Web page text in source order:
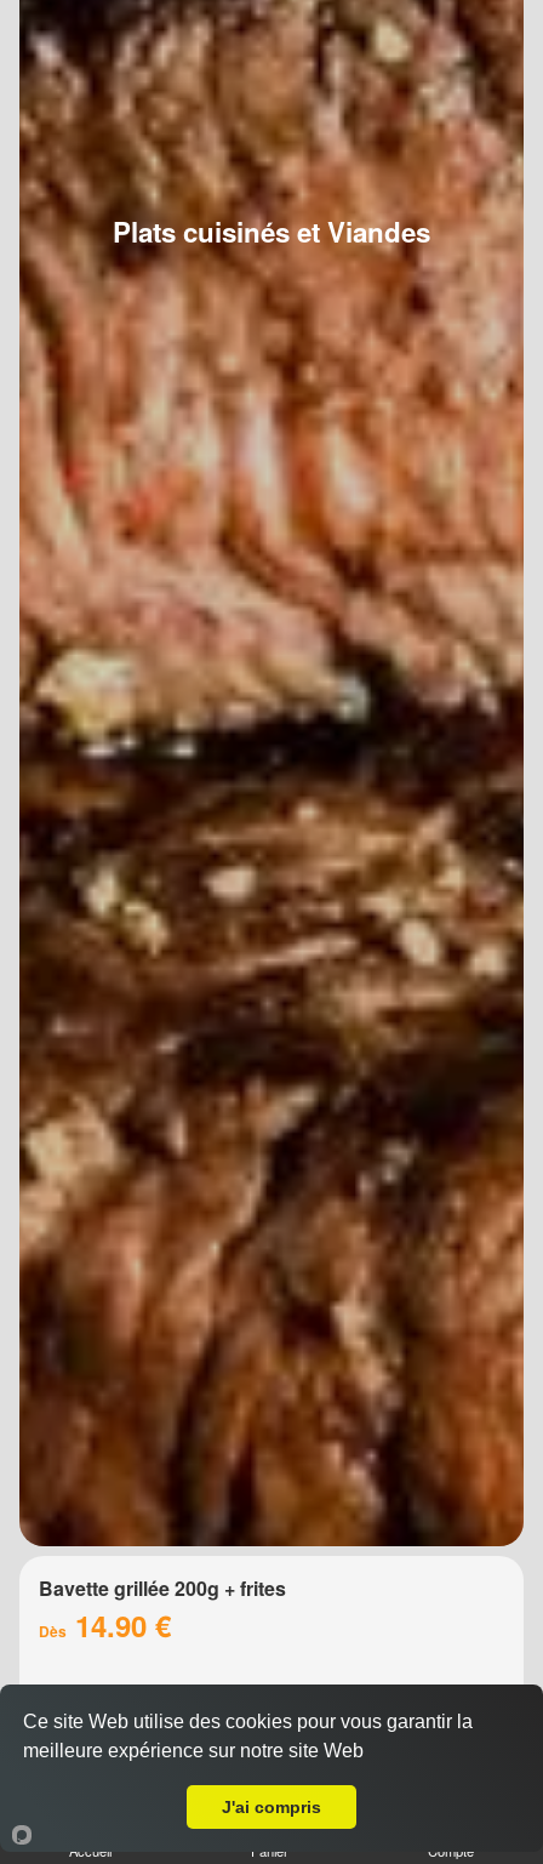
Plats cuisinés et Viandes
Bavette grillée 200g + frites
Dès 14.90 €
Accueil Panier Compte
Ce site Web utilise des cookies pour vous garantir la
meilleure expérience sur notre site Web
J'ai compris